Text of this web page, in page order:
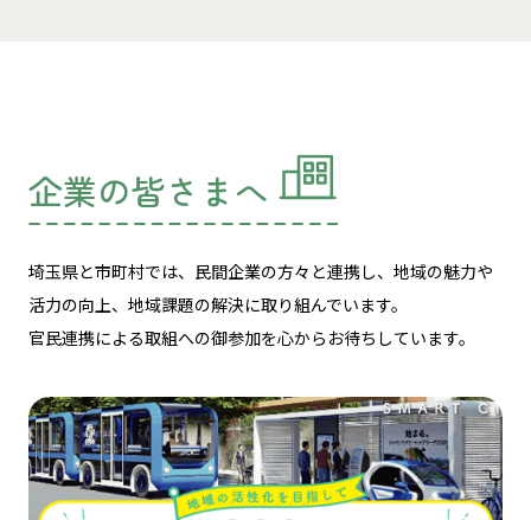
企業の皆さまへ
埼玉県と市町村では、民間企業の方々と連携し、 地域の魅力や
活力の向上、地域課題の解決に取り組んでいます。
官民連携による取組への御参加を心からお待ちしています。